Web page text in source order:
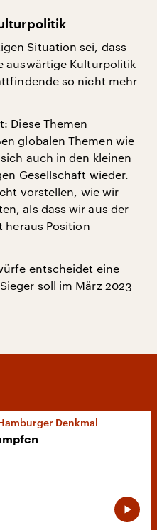
Situation sei, dass
auswärtige Kulturpolitik
so nicht mehr
Diese Themen
globalen Themen wie
auch in den kleinen
Gesellschaft wieder.
vorstellen, wie wir
als dass wir aus der
heraus Position
entscheidet eine
soll im März 2023
Denkmal